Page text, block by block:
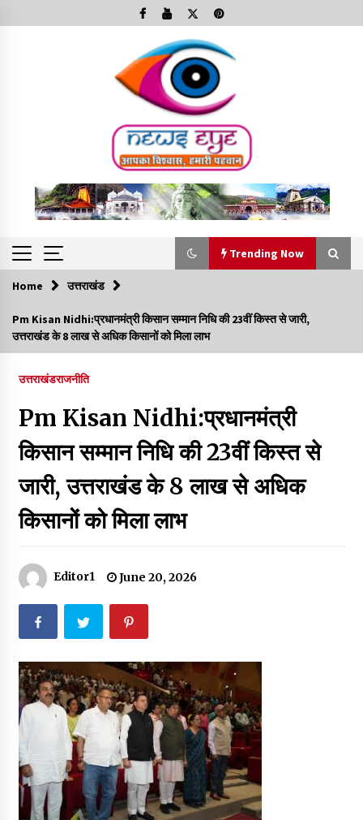
to
Trending Now
Trending Now
Minorities Rights Day : विश्व अल्पसंख्यक अधिकार दिवस
कार्यक्रम में शामिल हुए सीएम,आधुनिक मदरसों का नाम अब्दुल कलाम के नाम
Thought Of The Day 7 September
September 7, 2023
Thought Of The Day 6 September
September 6, 2023
May 18, 2022
Thought Of The Day 17 May
May 17, 2022
Thought Of The Day 16 May
May 16, 2022
Thought Of The Day 14 May
May 14, 2022
Home उत्तराखंड
Pm Kisan Nidhi:प्रधानमंत्री किसान सम्मान निधि की 23वीं किस्त से जारी,
उत्तराखंड के 8 लाख से अधिक किसानों को मिला लाभ
उत्तराखंडराजनीति
Pm Kisan Nidhi:प्रधानमंत्री
किसान सम्मान निधि की 23वीं किस्त से
जारी, उत्तराखंड के 8 लाख से अधिक
किसानों को मिला लाभ
Editor1 June 20, 2026